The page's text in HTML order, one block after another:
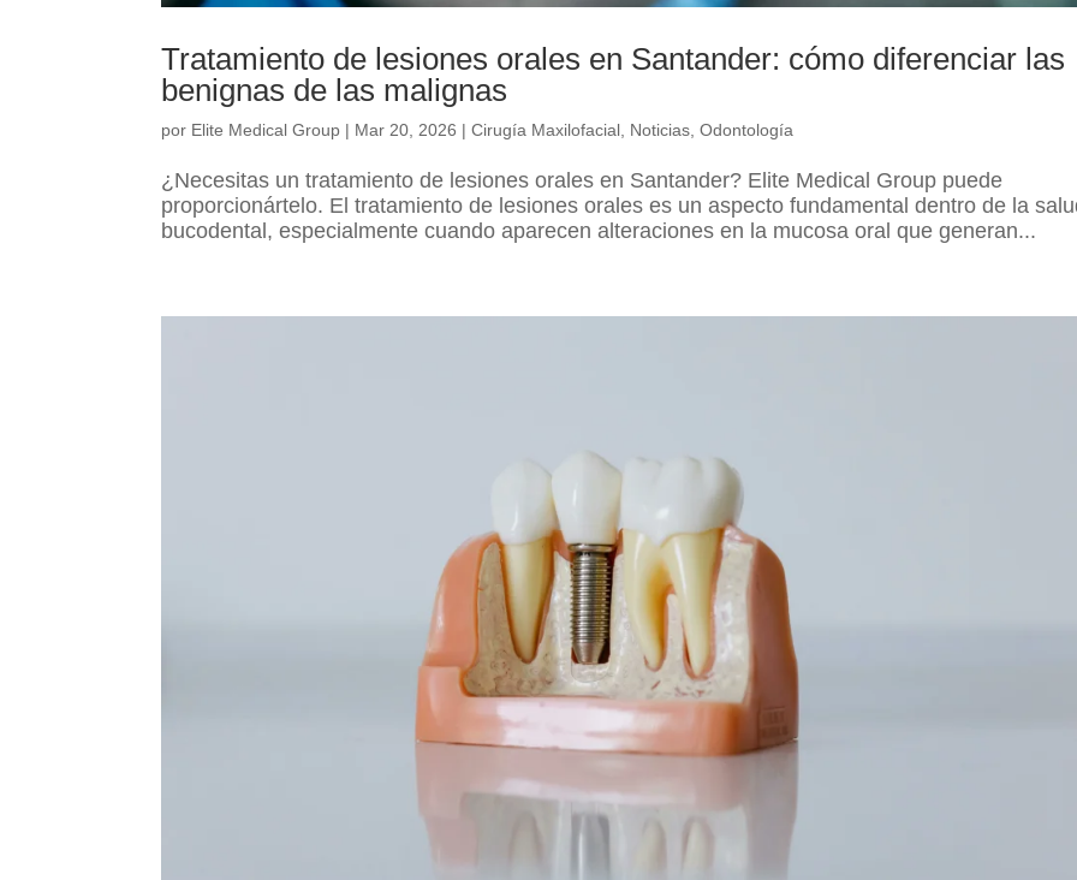
Tratamiento de lesiones orales en Santander: cómo diferenciar las
benignas de las malignas
por Elite Medical Group | Mar 20, 2026 |Cirugía Maxilofacial, Noticias,Odontología
¿Necesitas un tratamiento de lesiones orales en Santander? Elite Medical Group puede
proporcionártelo. El tratamiento de lesiones orales es un aspecto fundamental dentro de la
bucodental, especialmente cuando aparecen alteraciones en la mucosa oral que generan...